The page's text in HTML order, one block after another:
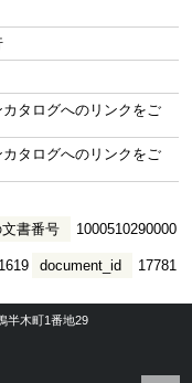
カタログへのリンクをご
カタログへのリンクをご
書番号 1000510290000
document_id 17781
半木町1番地29